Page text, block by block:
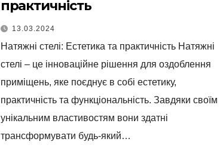
практичність
13.03.2024
Натяжні стелі: Естетика та практичність Натяжні
стелі – це інноваційне рішення для оздоблення
приміщень, яке поєднує в собі естетику,
практичність та функціональність. Завдяки своїм
унікальним властивостям вони здатні
трансформувати будь-який…